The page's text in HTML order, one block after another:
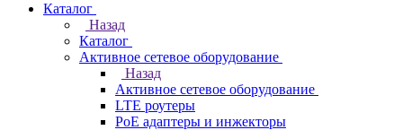
Каталог
Назад
Каталог
Активное сетевое оборудование
Назад
Активное сетевое оборудование
LTE роутеры
PoE адаптеры и инжекторы